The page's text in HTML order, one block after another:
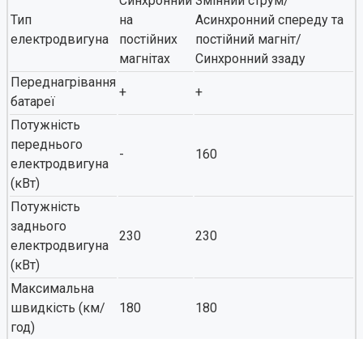
Тип
електродвигуна
на
постійних
магнітах
Асинхронний спереду та
постійний магніт/
Синхронний ззаду
Переднагрівання
батареї
+ +
Потужність
переднього
електродвигуна
(кВт)
- 160
Потужність
заднього
електродвигуна
(кВт)
230 230
Максимальна
швидкість (км/
год)
180 180